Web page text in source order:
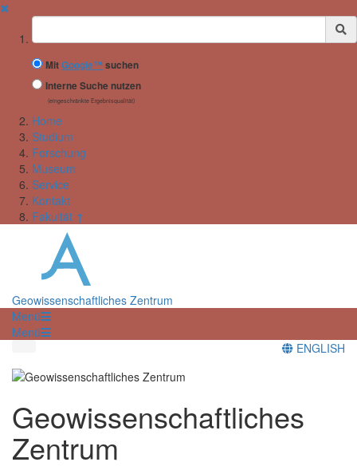
✖
Suchbegriff
MitGoogle™ suchen
Interne Suche nutzen
(eingeschränkte Ergebnisqualität)
Home
Studium
Forschung
Museum
Service
Kontakt
Fakultät ↑
Geowissenschaftliches Zentrum
Menü
Menü
ENGLISH
Geowissenschaftliches
Zentrum